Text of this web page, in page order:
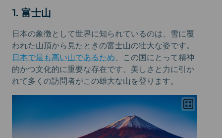
1. 富士山
日本の象徴として世界に知られているのは、雪に覆
われた山頂から見たときの富士山の壮大な姿です。
日本で最も高い山であるため、この国にとって精神
的かつ文化的に重要な存在です。美しさと力に引か
れて多くの訪問者がこの雄大な山を登ります。